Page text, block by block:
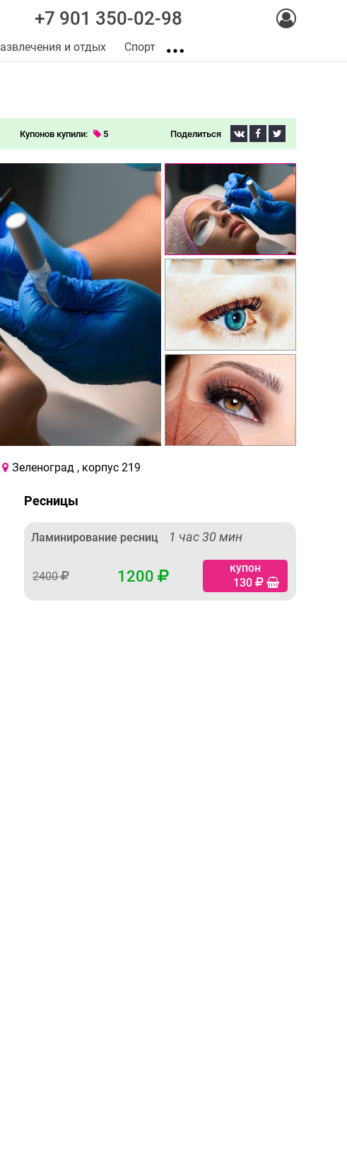
+7 901 350-02-98
и отдых Спорт
Купонов купили: 5 Поделиться
Зеленоград , корпус 219
Ресницы
Ламинирование ресниц 1 час 30 мин
2400 1200
купон
130